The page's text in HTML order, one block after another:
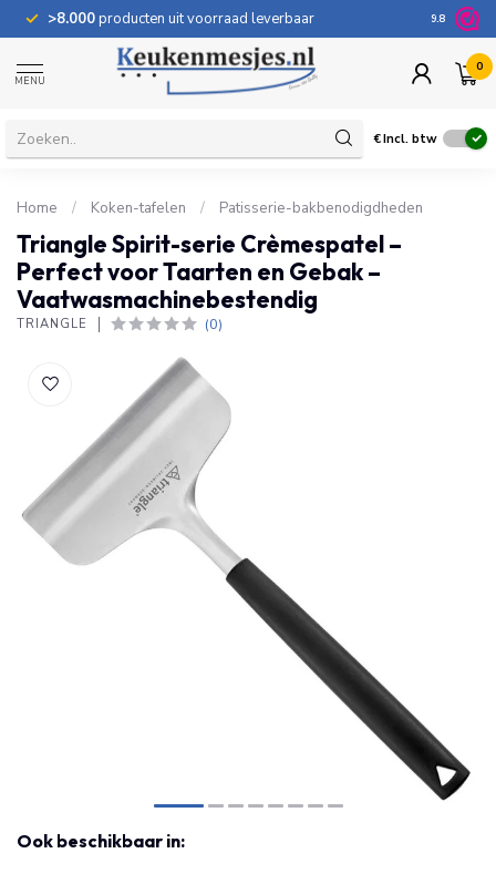
>8.000producten uit voorraad leverbaar 100
9.8
MENU
0
€Incl. btw
Home / Koken-tafelen / Patisserie-bakbenodigdheden
Triangle Spirit-serie Crèmespatel –
Perfect voor Taarten en Gebak –
Vaatwasmachinebestendig
TRIANGLE (0)
Ook beschikbaar in: